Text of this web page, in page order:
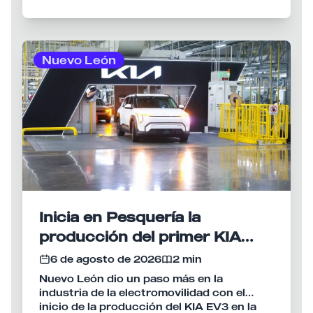
resguardo mientras continúan las
investigaciones para localizar a sus
familiares y determinar las circunstancias
del caso
Nuevo León
Inicia en Pesquería la
producción del primer KIA
eléctrico fabricado en México
6 de agosto de 2026
2 min
Nuevo León dio un paso más en la
industria de la electromovilidad con el
inicio de la producción del KIA EV3 en la